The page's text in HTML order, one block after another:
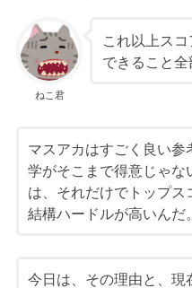
ねこ君
これ以上スコ
できること全
マスアカはすごく良い参
学がそこまで得意じゃな
は、それだけでトップス
結構ハードルが高いんだ。
今日は、その理由と、現